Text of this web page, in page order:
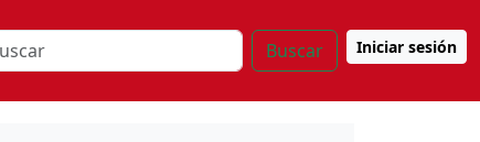
Buscar Iniciar sesión